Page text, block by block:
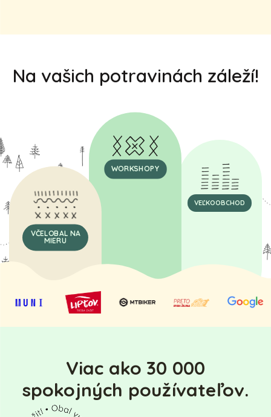
Na vašich potravinách záleží!
VČELOBAL NA
MIERU
WORKSHOPY
VEĽKOOBCHOD
Viac ako 30 000
spokojných používateľov.